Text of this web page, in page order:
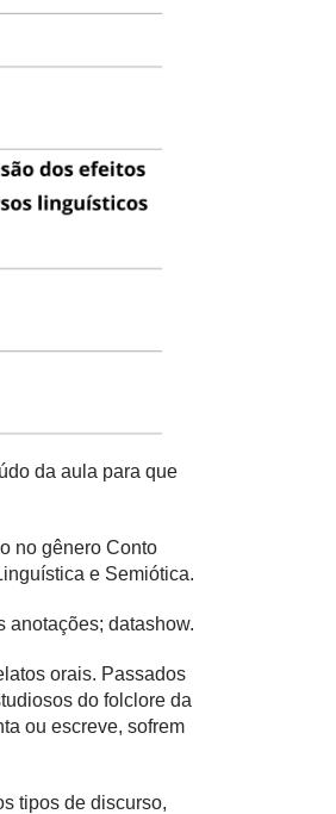
da aula para que
no gênero Conto
e Semiótica.
anotações; datashow.
orais. Passados
do folclore da
ou escreve, sofrem
tipos de discurso,